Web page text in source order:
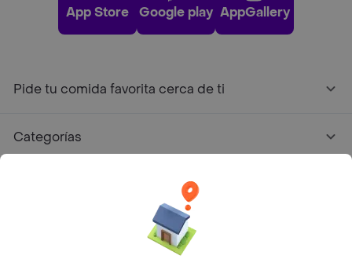
App Store Google play AppGallery
Pide tu comida favorita cerca de ti
Categorías